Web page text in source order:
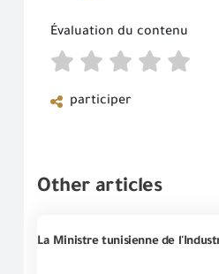
Évaluation du contenu
participer
Other articles